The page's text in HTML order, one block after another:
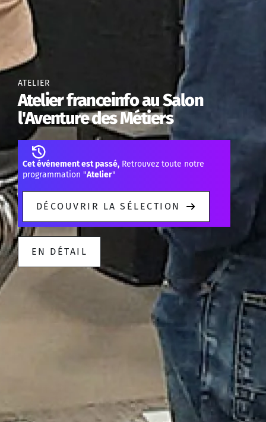
ATELIER
Atelier franceinfo au Salon
l'Aventure des Métiers
Cet événement est passé, Retrouvez toute notre
programmation "Atelier"
DÉCOUVRIR LA SÉLECTION
EN DÉTAIL